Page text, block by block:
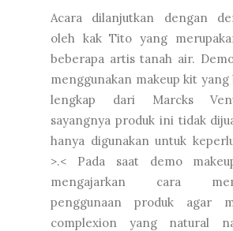
Acara dilanjutkan dengan
oleh kak Tito yang
beberapa artis tanah air.
menggunakan makeup kit
lengkap dari Marcks
sayangnya produk ini tidak
hanya digunakan untuk
>.< Pada saat demo
mengajarkan cara
penggunaan produk agar
complexion yang natural